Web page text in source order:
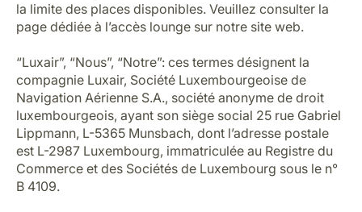
la limite des places disponibles. Veuillez consulter la
page dédiée à l’accès lounge sur notre site web.
“Luxair”, “Nous”, “Notre”: ces termes désignent la
compagnie Luxair, Société Luxembourgeoise de
Navigation Aérienne S.A., société anonyme de droit
luxembourgeois, ayant son siège social 25 rue Gabriel
Lippmann, L-5365 Munsbach, dont l’adresse postale
est L-2987 Luxembourg, immatriculée au Registre du
Commerce et des Sociétés de Luxembourg sous le n°
B 4109.